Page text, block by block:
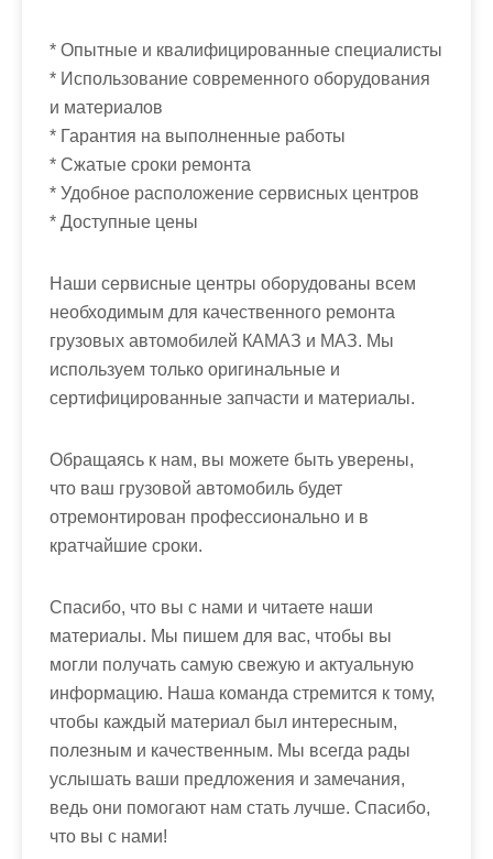
* Опытные и квалифицированные специалисты
* Использование современного оборудования
и материалов
* Гарантия на выполненные работы
* Сжатые сроки ремонта
* Удобное расположение сервисных центров
* Доступные цены
Наши сервисные центры оборудованы всем
необходимым для качественного ремонта
грузовых автомобилей КАМАЗ и МАЗ. Мы
используем только оригинальные и
сертифицированные запчасти и материалы.
Обращаясь к нам, вы можете быть уверены,
что ваш грузовой автомобиль будет
отремонтирован профессионально и в
кратчайшие сроки.
Спасибо, что вы с нами и читаете наши
материалы. Мы пишем для вас, чтобы вы
могли получать самую свежую и актуальную
информацию. Наша команда стремится к тому,
чтобы каждый материал был интересным,
полезным и качественным. Мы всегда рады
услышать ваши предложения и замечания,
ведь они помогают нам стать лучше. Спасибо,
что вы с нами!